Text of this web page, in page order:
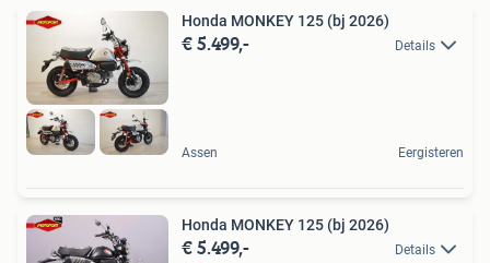
Honda MONKEY 125 (bj 2026)
€ 5.499,- Details
Assen Eergisteren
Honda MONKEY 125 (bj 2026)
€ 5.499,- Details